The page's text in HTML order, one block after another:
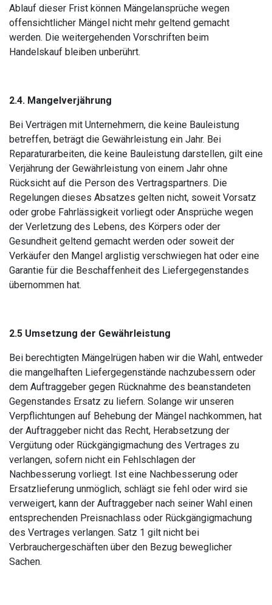
Ablauf dieser Frist können Mängelansprüche wegen
offensichtlicher Mängel nicht mehr geltend gemacht
werden. Die weitergehenden Vorschriften beim
Handelskauf bleiben unberührt.
2.4. Mangelverjährung
Bei Verträgen mit Unternehmern, die keine Bauleistung
betreffen, beträgt die Gewährleistung ein Jahr. Bei
Reparaturarbeiten, die keine Bauleistung darstellen, gilt eine
Verjährung der Gewährleistung von einem Jahr ohne
Rücksicht auf die Person des Vertragspartners. Die
Regelungen dieses Absatzes gelten nicht, soweit Vorsatz
oder grobe Fahrlässigkeit vorliegt oder Ansprüche wegen
der Verletzung des Lebens, des Körpers oder der
Gesundheit geltend gemacht werden oder soweit der
Verkäufer den Mangel arglistig verschwiegen hat oder eine
Garantie für die Beschaffenheit des Liefergegenstandes
übernommen hat.
2.5 Umsetzung der Gewährleistung
Bei berechtigten Mängelrügen haben wir die Wahl, entweder
die mangelhaften Liefergegenstände nachzubessern oder
dem Auftraggeber gegen Rücknahme des beanstandeten
Gegenstandes Ersatz zu liefern. Solange wir unseren
Verpflichtungen auf Behebung der Mängel nachkommen, hat
der Auftraggeber nicht das Recht, Herabsetzung der
Vergütung oder Rückgängigmachung des Vertrages zu
verlangen, sofern nicht ein Fehlschlagen der
Nachbesserung vorliegt. Ist eine Nachbesserung oder
Ersatzlieferung unmöglich, schlägt sie fehl oder wird sie
verweigert, kann der Auftraggeber nach seiner Wahl einen
entsprechenden Preisnachlass oder Rückgängigmachung
des Vertrages verlangen. Satz 1 gilt nicht bei
Verbrauchergeschäften über den Bezug beweglicher
Sachen.